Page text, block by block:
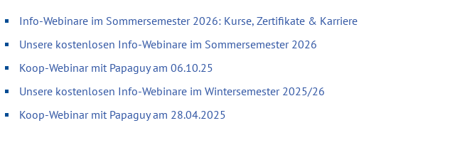
Info-Webinare im Sommersemester 2026: Kurse, Zertifikate & Karriere
Unsere kostenlosen Info-Webinare im Sommersemester 2026
Koop-Webinar mit Papaguy am 06.10.25
Unsere kostenlosen Info-Webinare im Wintersemester 2025/26
Koop-Webinar mit Papaguy am 28.04.2025